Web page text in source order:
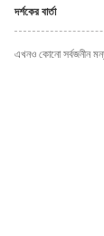
দর্শকের বার্তা
এখনও কোনো সর্বজনীন